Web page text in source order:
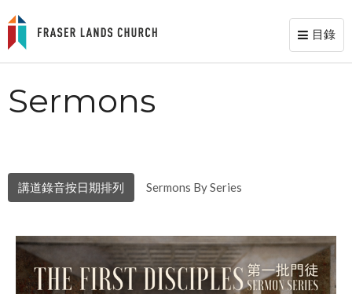
Toggle
目錄
Sermons
講道錄音按日期排列 Sermons By Series